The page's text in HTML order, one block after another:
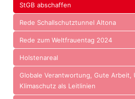
StGB abschaffen
Rede Schallschutztunnel Altona
Rede zum Weltfrauentag 2024
Holstenareal
Globale Verantwortung, Gute Arbeit,
Klimaschutz als Leitlinien